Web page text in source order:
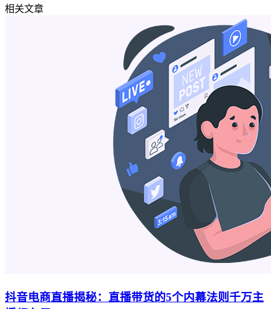
相关文章
抖音电商直播揭秘：直播带货的5个内幕法则千万主